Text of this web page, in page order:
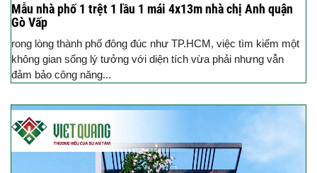
Mẫu nhà phố 1 trệt 1 lầu 1 mái 4x13m nhà chị Anh quận
Gò Vấp
rong lòng thành phố đông đúc như TP.HCM, việc tìm kiếm một
không gian sống lý tưởng với diện tích vừa phải nhưng vẫn
đảm bảo công năng...